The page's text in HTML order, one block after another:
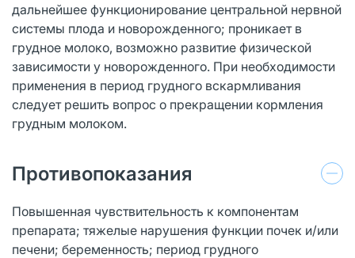
дальнейшее функционирование центральной нервной
системы плода и новорожденного; проникает в
грудное молоко, возможно развитие физической
зависимости у новорожденного. При необходимости
применения в период грудного вскармливания
следует решить вопрос о прекращении кормления
грудным молоком.
Противопоказания
Повышенная чувствительность к компонентам
препарата; тяжелые нарушения функции почек и/или
печени; беременность; период грудного